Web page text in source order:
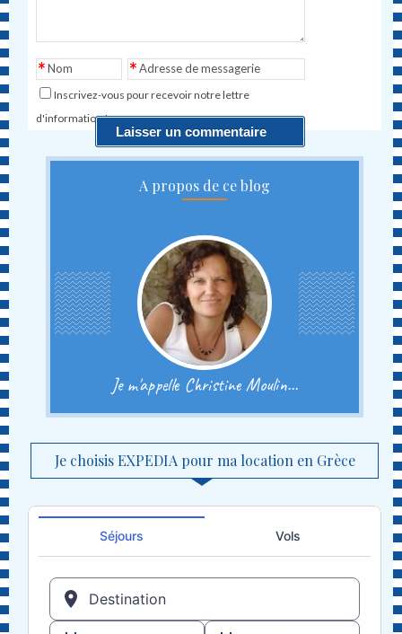
Nom
* Adresse de messagerie
*
Inscrivez-vous pour recevoir notre lettre
d'information !
A propos de ce blog
Je m'appelle Christine Moulin...
Je choisis EXPEDIA pour ma location en Grèce